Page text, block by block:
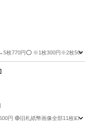
枚770円⭕ ※1枚300円※2枚500
🔴旧札紙幣画像全部11枚💴